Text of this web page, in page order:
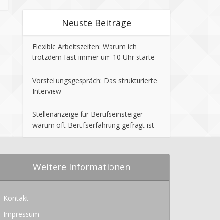
Neuste Beiträge
Flexible Arbeitszeiten: Warum ich
trotzdem fast immer um 10 Uhr starte
Vorstellungsgespräch: Das strukturierte
Interview
Stellenanzeige für Berufseinsteiger –
warum oft Berufserfahrung gefragt ist
Weitere Informationen
Kontakt
Impressum